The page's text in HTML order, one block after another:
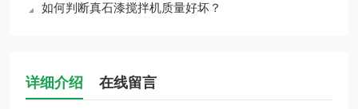
如何判断真石漆搅拌机质量好坏？
详细介绍 在线留言